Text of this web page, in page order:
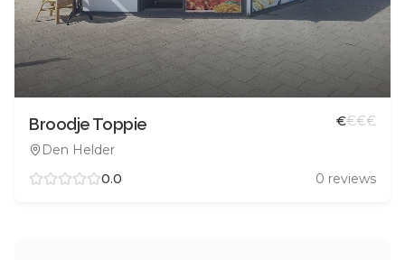
Broodje Toppie
Den Helder
€€€€
0.0 0 reviews